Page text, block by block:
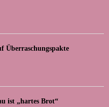
Überraschungspakte
ist „hartes Brot“